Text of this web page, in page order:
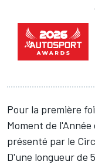
Pour la première
Moment de
présenté par le
D'une longueur de